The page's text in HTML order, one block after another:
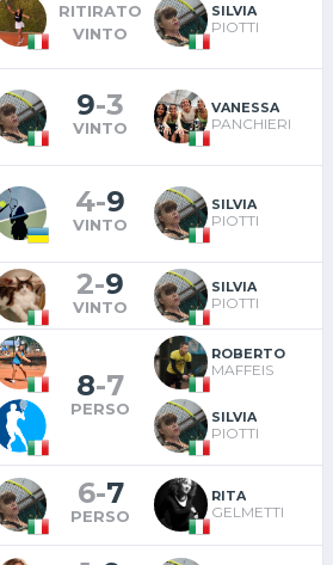
RITIRATO
VINTO
SILVIA
PIOTTI
9-3
VINTO
VANESSA
PANCHIERI
4-9
VINTO
SILVIA
PIOTTI
2-9
VINTO
SILVIA
PIOTTI
8-7
PERSO
ROBERTO
MAFFEIS
SILVIA
PIOTTI
6-7
PERSO
RITA
GELMETTI